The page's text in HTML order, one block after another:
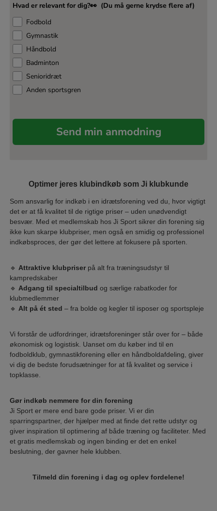
Hvad er relevant for dig?👀 (Du må gerne krydse flere af)
Fodbold
Gymnastik
Håndbold
Badminton
Senioridræt
Anden sportsgren
Send min anmodning
Optimer jeres klubindkøb som Ji klubkunde
Som ansvarlig for indkøb i en idrætsforening ved du, hvor vigtigt
det er at få kvalitet til de rigtige priser – uden unødvendigt
besvær. Med et medlemskab hos Ji Sport sikrer din forening sig
ikke kun skarpe klubpriser, men også en smidig og professionel
indkøbsproces, der gør det lettere at fokusere på sporten.
🔹 Attraktive klubpriser på alt fra træningsudstyr til
kampredskaber
🔹 Adgang til specialtilbud og særlige rabatkoder for
klubmedlemmer
🔹 Alt på ét sted – fra bolde og kegler til isposer og sportspleje
Vi forstår de udfordringer, idrætsforeninger står over for – både
økonomisk og logistisk. Uanset om du køber ind til en
fodboldklub, gymnastikforening eller en håndboldafdeling, giver
vi dig de bedste forudsætninger for at få kvalitet og service i
topklasse.
Gør indkøb nemmere for din forening
Ji Sport er mere end bare gode priser. Vi er din
sparringspartner, der hjælper med at finde det rette udstyr og
giver inspiration til optimering af både træning og faciliteter. Med
et gratis medlemskab og ingen binding er det en enkel
beslutning, der gavner hele klubben.
Tilmeld din forening i dag og oplev fordelene!